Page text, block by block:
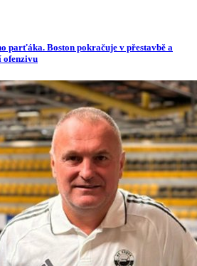
parťáka. Boston pokračuje v přestavbě a
ofenzivu